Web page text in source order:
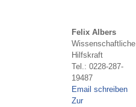
Felix Albers
Wissenschaftliche
Hilfskraft
Tel.: 0228-287-
19487
Email schreiben
Zur